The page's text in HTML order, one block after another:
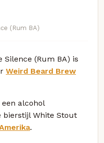
(Rum BA)
Silence (Rum BA) is
Weird Beard Brew
een alcohol
bierstijl White Stout
.